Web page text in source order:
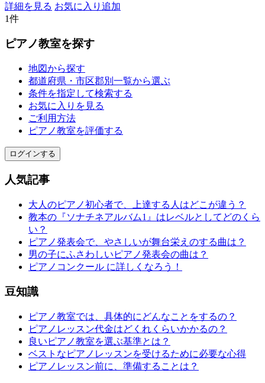
詳細を見る お気に入り追加
1件
ピアノ教室を探す
地図から探す
都道府県・市区郡別一覧から選ぶ
条件を指定して検索する
お気に入りを見る
ご利用方法
ピアノ教室を評価する
ログインする
人気記事
大人のピアノ初心者で、上達する人はどこが違う？
教本の『ソナチネアルバム1』はレベルとしてどのくら
い？
ピアノ発表会で、やさしいが舞台栄えのする曲は？
男の子にふさわしいピアノ発表会の曲は？
ピアノコンクール に詳しくなろう！
豆知識
ピアノ教室では、具体的にどんなことをするの？
ピアノレッスン代金はどくれくらいかかるの？
良いピアノ教室を選ぶ基準とは？
ベストなピアノレッスンを受けるために必要な心得
ピアノレッスン前に、準備することは？